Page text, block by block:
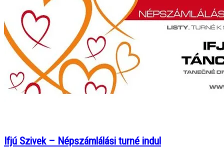
Ifjú Szivek – Népszámlálási turné indul